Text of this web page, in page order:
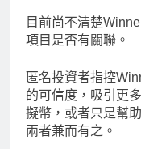
目前尚不清楚
項目是否有關聯。
匿名投資者指控
的可信度，吸引更
擬幣，或者只是幫
兩者兼而有之。